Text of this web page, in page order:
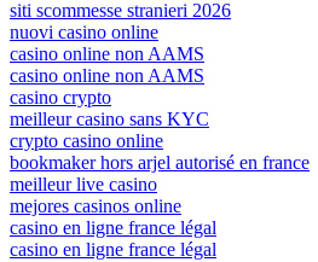
siti scommesse stranieri 2026
nuovi casino online
casino online non AAMS
casino online non AAMS
casino crypto
meilleur casino sans KYC
crypto casino online
bookmaker hors arjel autorisé en france
meilleur live casino
mejores casinos online
casino en ligne france légal
casino en ligne france légal